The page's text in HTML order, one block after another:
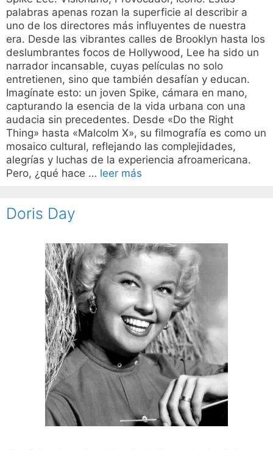
palabras apenas rozan la superficie al describir a
uno de los directores más influyentes de nuestra
era. Desde las vibrantes calles de Brooklyn hasta los
deslumbrantes focos de Hollywood, Lee ha sido un
narrador incansable, cuyas películas no solo
entretienen, sino que también desafían y educan.
Imagínate esto: un joven Spike, cámara en mano,
capturando la esencia de la vida urbana con una
audacia sin precedentes. Desde «Do the Right
Thing» hasta «Malcolm X», su filmografía es como un
mosaico cultural, reflejando las complejidades,
alegrías y luchas de la experiencia afroamericana.
Pero, ¿qué hace … leer más
Doris Day